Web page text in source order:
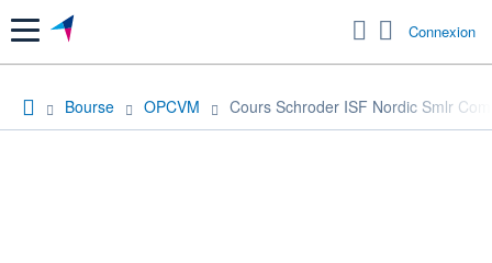
Menu Connexion
Bourse OPCVM Cours Schroder ISF Nordic Smlr